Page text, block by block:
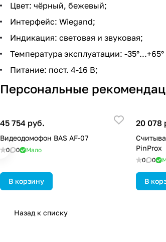
Цвет: чёрный, бежевый;
Интерфейс: Wiegand;
Индикация: световая и звуковая;
Температура эксплуатации: -35°...+65°
Питание: пост. 4-16 В;
Персональные
45 754 руб.
Видеодомофон BAS AF-07
0 0 Мало
В корзину
20 078
PinProx
0 0
В
Назад к списку